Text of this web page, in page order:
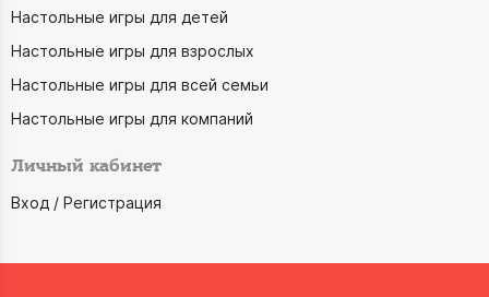
Настольные игры для детей
Настольные игры для взрослых
Настольные игры для всей семьи
Настольные игры для компаний
Личный кабинет
Вход / Регистрация